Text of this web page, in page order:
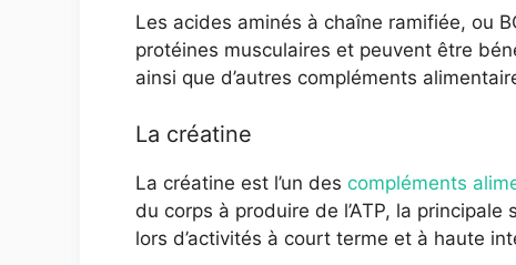
Les acides aminés à chaîne ramifiée, ou
protéines musculaires et peuvent être
ainsi que d’autres compléments
La créatine
La créatine est l’un des compléments
du corps à produire de l’ATP, la
lors d’activités à court terme et à haute